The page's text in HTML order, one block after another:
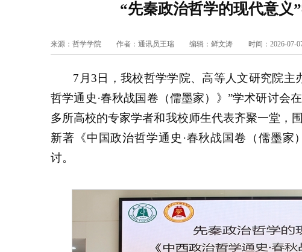
“先秦政治哲学的现代意义
来源：哲学学院 作者：通讯员王瑞 编辑：鲜文涛 时间：2026-07-
7月3日，我校哲学学院、高等人文研究院
哲学通史·春秋战国卷（儒墨家）》”学术研讨会
多所高校的专家学者和我校师生代表齐聚一堂，
新著《中国政治哲学通史·春秋战国卷（儒墨
讨。